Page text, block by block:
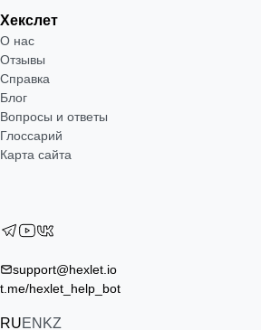
Хекслет
О нас
Отзывы
Справка
Блог
Вопросы и ответы
Глоссарий
Карта сайта
support@hexlet.io
t.me/hexlet_help_bot
RUEN KZ